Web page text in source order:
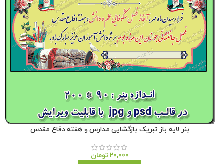
بنر لایه باز تبریک بازگشایی مدارس و هفته دفاع مقدس
20,000 تومان